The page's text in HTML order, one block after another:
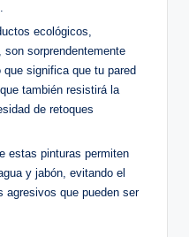
ecológicos,
sorprendentemente
significa que tu pared
también resistirá la
de retoques
estas pinturas permiten
y jabón, evitando el
agresivos que pueden ser